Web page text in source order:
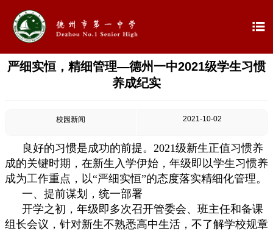

严细实恒，精细管理—德州一中2021级学生习惯
养成纪实
校园新闻 2021-10-02
良好的习惯是成功的前提。2021级新生正值习惯养
成的关键时期，在新生入学伊始，年级即以学生习惯养
成为工作重点，以“严细实恒”的态度落实精细化管理。
一、提前谋划，统一部署
开学之初，年级即多次召开管委会、班主任和备课
组长会议，针对新生不熟悉高中生活，不了解学校规章
 首页
 教学教研
 最新公告
 校园新闻